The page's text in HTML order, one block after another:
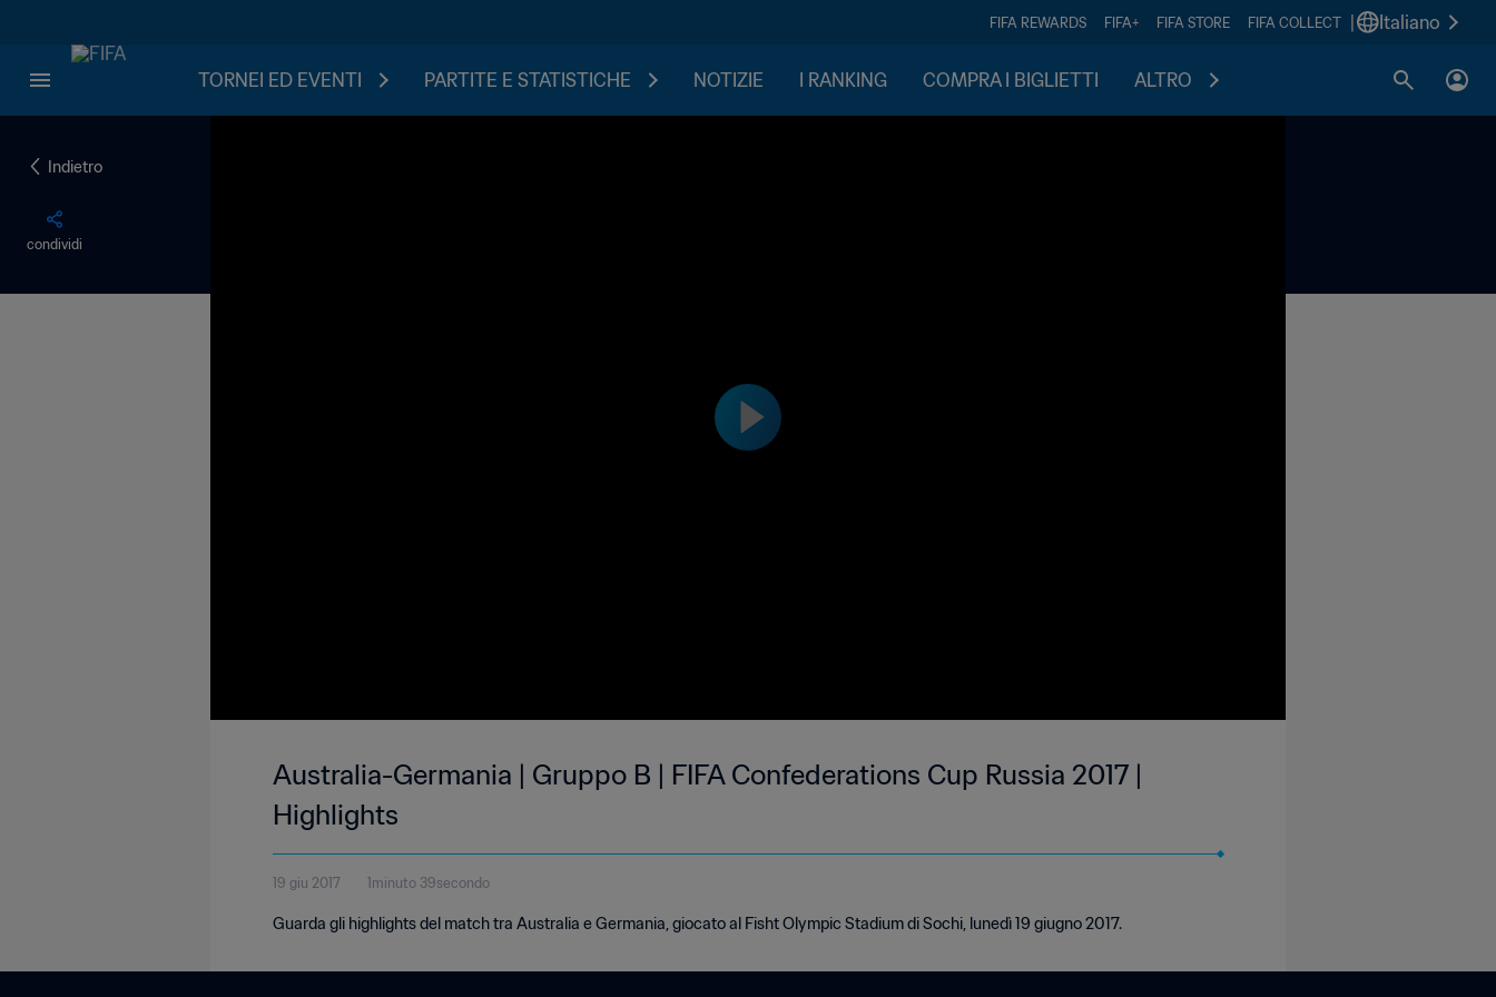
FIFA REWARDS FIFA+ FIFA STORE FIFA COLLECT Italiano
TORNEI ED EVENTI PARTITE E STATISTICHE NOTIZIE I RANKING COMPRA I BIGLIETTI ALTRO
Indietro
condividi
Australia-Germania | Gruppo B | FIFA Confederations Cup Russia 2017 |
Highlights
19 giu 2017 1minuto 39secondo
Guarda gli highlights del match tra Australia e Germania, giocato al Fisht Olympic Stadium di Sochi, lunedì 19 giugno 2017.